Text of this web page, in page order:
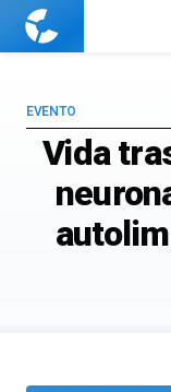
Cuaderno
Vida
EVENTO